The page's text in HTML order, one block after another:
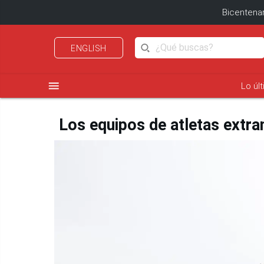
ENGLISH
menu Lo
Los equipos de atletas